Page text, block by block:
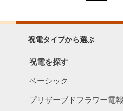
祝電タイプから選ぶ
祝電を探す
ベーシック
プリザーブドフラワー電報